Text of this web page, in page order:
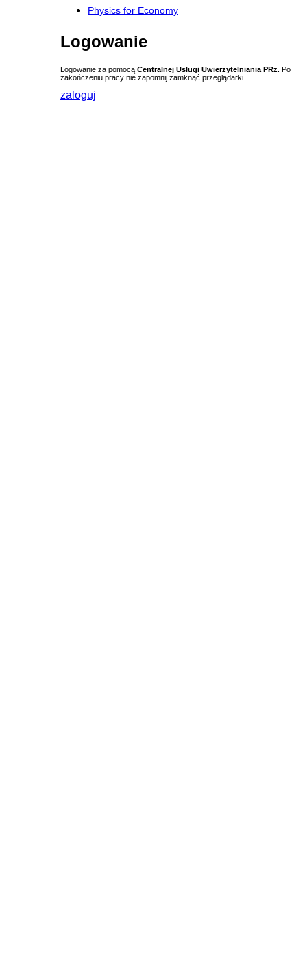
Physics for Economy
Logowanie
Logowanie za pomocą Centralnej Usługi Uwierzytelniania PRz . Po
zakończeniu pracy nie zapomnij zamknąć przeglądarki.
zaloguj